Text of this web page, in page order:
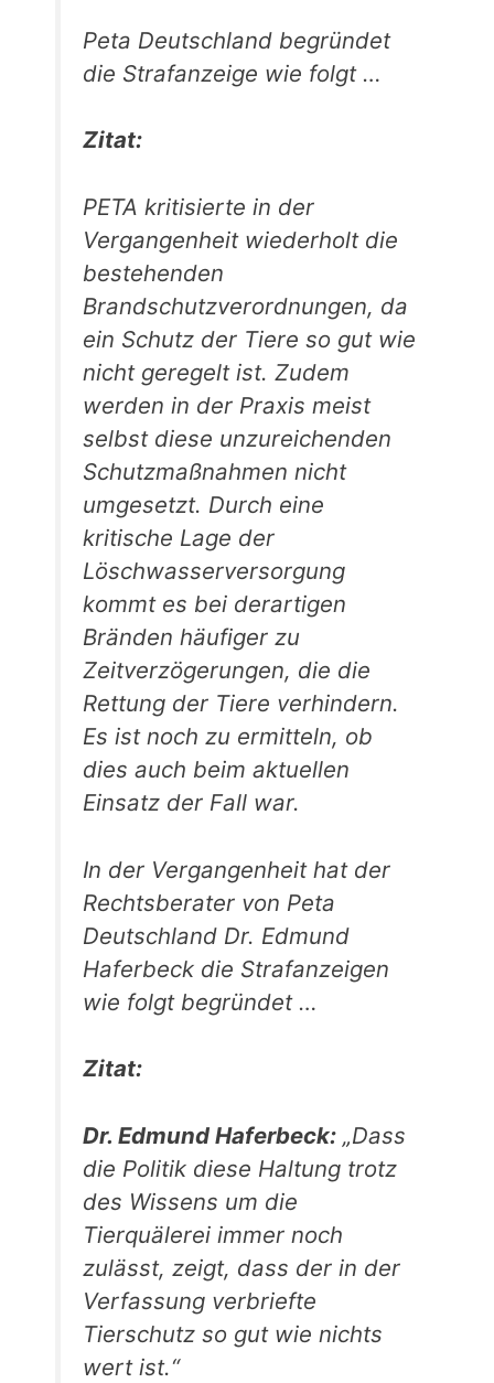
Peta Deutschland begründet
die Strafanzeige wie folgt …
Zitat:
PETA kritisierte in der
Vergangenheit wiederholt die
bestehenden
Brandschutzverordnungen, da
ein Schutz der Tiere so gut wie
nicht geregelt ist. Zudem
werden in der Praxis meist
selbst diese unzureichenden
Schutzmaßnahmen nicht
umgesetzt. Durch eine
kritische Lage der
Löschwasserversorgung
kommt es bei derartigen
Bränden häufiger zu
Zeitverzögerungen, die die
Rettung der Tiere verhindern.
Es ist noch zu ermitteln, ob
dies auch beim aktuellen
Einsatz der Fall war.
In der Vergangenheit hat der
Rechtsberater von Peta
Deutschland Dr. Edmund
Haferbeck die Strafanzeigen
wie folgt begründet …
Zitat:
Dr. Edmund Haferbeck: „Dass
die Politik diese Haltung trotz
des Wissens um die
Tierquälerei immer noch
zulässt, zeigt, dass der in der
Verfassung verbriefte
Tierschutz so gut wie nichts
wert ist.“